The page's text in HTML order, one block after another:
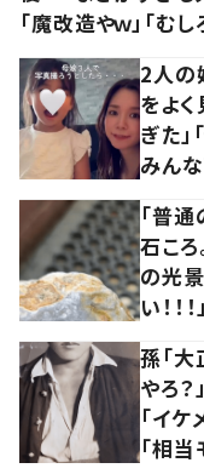
「魔改造やｗ」「む
2人の
をよ
ぎた」
みん
「普
石こ
の光景
い！！！」
孫「
やろ
「イケ
「相当